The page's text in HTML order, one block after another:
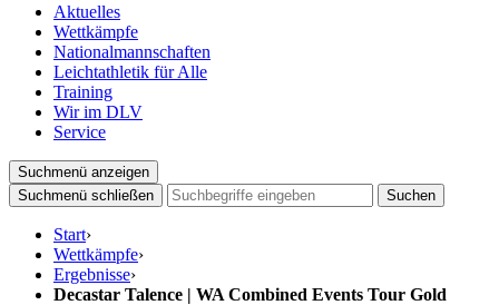
Aktuelles
Wettkämpfe
Nationalmannschaften
Leichtathletik für Alle
Training
Wir im DLV
Service
Suchmenü anzeigen
Suchmenü schließen
Suchen
Start›
Wettkämpfe›
Ergebnisse›
Decastar Talence | WA Combined Events Tour Gold